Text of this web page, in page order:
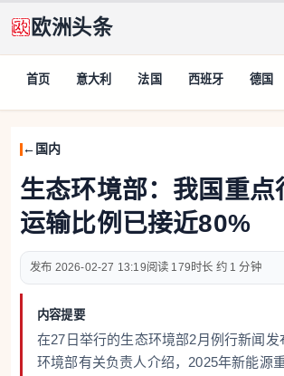
欧洲头条
首页 意大利 法国 西班牙 德国
国内
生态环境部：我国重点
运输比例已接近80%
2026-02-27 13:19 179 约 1 分钟
内容提要
在27日举行的生态环境部2月例行新闻发
环境部有关负责人介绍，2025年新能源